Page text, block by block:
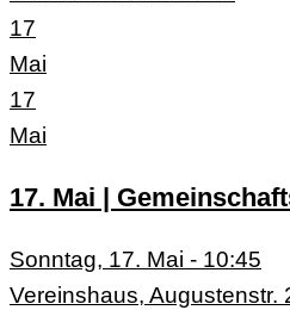
17
Mai
17
Mai
17. Mai |
Sonntag, 17. Mai - 10:45
Vereinshaus, Augustenstr.